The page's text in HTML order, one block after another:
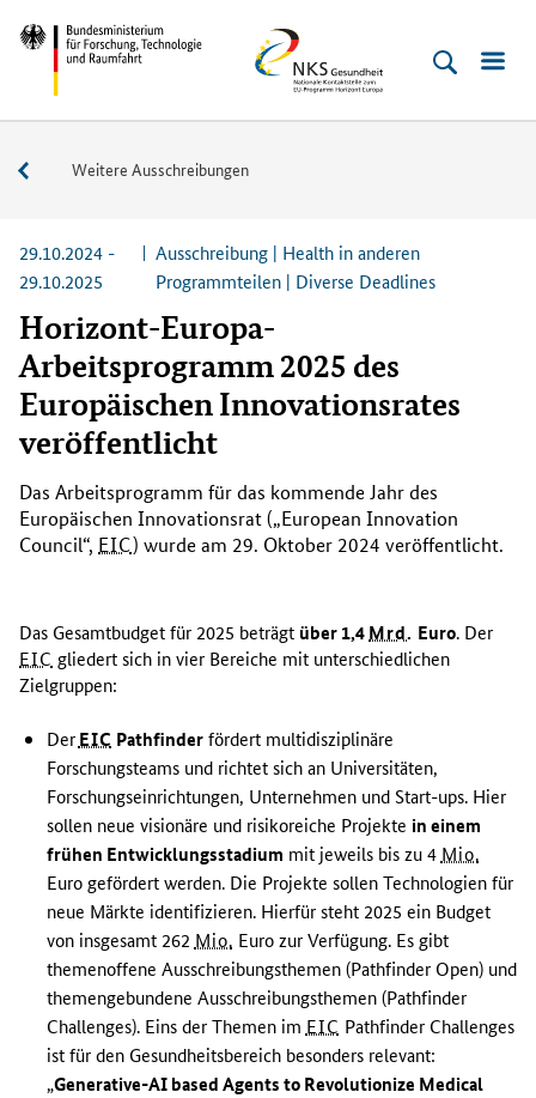
Direkt
zum
Inhalt
(Eingabetaste)
Direkt
zum
Hauptmenu
(Eingabetaste)
Direkt
zur
Suche
(Eingabetaste)
Direkt
zur
Seitenleiste
(Enter)
Direkt
zur
Fußleiste
(Enter)
Bundesministerium
und
NKS
Gesundheit
Aktuelle
Weitere Ausschreibungen
29.10.2024 -
29.10.2025
Ausschreibung | Health in anderen
Programmteilen | Diverse Deadlines
Horizont-Europa-
Arbeitsprogramm 2025 des
Europäischen Innovationsrates
veröffentlicht
Das Arbeitsprogramm für das kommende Jahr des
Europäischen Innovationsrat („European Innovation
Council“, EIC) wurde am 29. Oktober 2024 veröffentlicht.
Das Gesamtbudget für 2025 beträgt über 1,4Mrd. Euro. Der
EIC gliedert sich in vier Bereiche mit unterschiedlichen
Zielgruppen:
Der EIC Pathfinderfördert multidisziplinäre
Forschungsteams und richtet sich an Universitäten,
Forschungseinrichtungen, Unternehmen undStart-ups. Hier
sollen neue visionäre und risikoreiche Projekte in einem
frühen Entwicklungsstadium mit jeweils bis zu 4 Mio.
Euro gefördert werden. Die Projekte sollen Technologien für
neue Märkte identifizieren. Hierfür steht 2025 ein Budget
von insgesamt 262 Mio. Euro zur Verfügung. Es gibt
themenoffene Ausschreibungsthemen (Pathfinder Open) und
themengebundene Ausschreibungsthemen (Pathfinder
Challenges). Eins der Themen im EIC Pathfinder Challenges
ist für den Gesundheitsbereich besonders relevant:
„Generative-AI based Agents to Revolutionize Medical